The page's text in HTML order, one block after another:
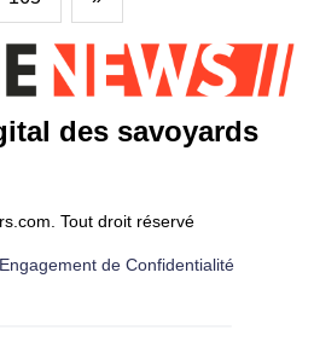
des savoyards
Tout droit réservé
Engagement de Confidentialité